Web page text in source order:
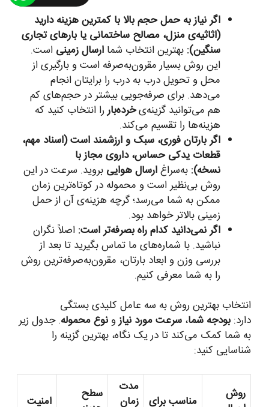
اگر نیاز به حمل حجم بالا با کمترین هزینه دارید
(اثاثیه‌ی منزل، مصالح ساختمانی یا بارهای تجاری
سنگین): بهترین انتخاب شما ارسال زمینی است.
این روش بسیار مقرون‌به‌صرفه است و بارگیری از
محل و تحویل درب به درب را برایتان انجام
می‌دهد. برای صرفه‌جویی بیشتر در حجم‌های کم
هم می‌توانید گزینه‌یخرده‌بار را انتخاب کنید که
هزینه‌ها را تقسیم می‌کند.
اگر بارتان فوری، سبک و ارزشمند است (اسناد مهم،
قطعات یدکی حساس، داروی مجاز با
نسخه): به‌سراغارسال هوایی بروید. سرعت در این
روش بی‌نظیر است و محموله در کوتاه‌ترین زمان
ممکن به شما می‌رسد؛ گرچه هزینه‌ی آن از حمل
زمینی بالاتر خواهد بود.
اگر نمی‌دانید کدام راه بصرفه‌تر است: اصلاً نگران
نباشید. با شماره‌های ما تماس بگیرید تا بعد از
بررسی وزن و ابعاد بارتان، مقرون‌به‌صرفه‌ترین روش
را به شما معرفی کنیم.
انتخاب بهترین روش به سه عامل کلیدی بستگی
دارد: بودجه شما، سرعت مورد نیازونوع محموله. جدول زیر
به شما کمک می‌کند تا در یک نگاه، بهترین گزینه را
شناسایی کنید:
روش
مناسب برای
مدت
زمان
سطح
امنیت